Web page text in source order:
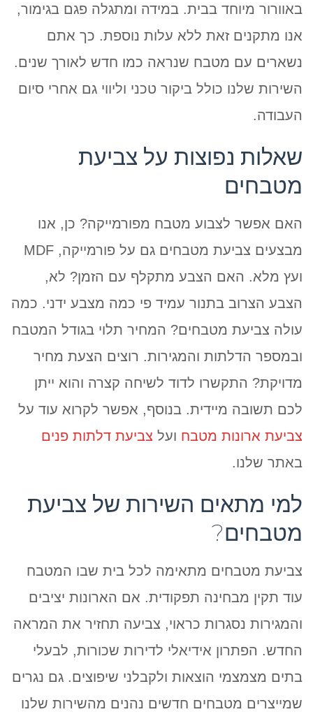
באוורור מיוחד בבית. במידה ומתגלה פגם בגימור,
אנו מתקנים זאת ללא עלות נוספת. כך אתם
נשארים עם מטבח שנראה כמו חדש לאורך שנים.
השירות שלנו כולל ביקור טכני וליווי גם אחרי סיום
העבודה.
שאלות נפוצות על צביעת
מטבחים
האם אפשר לצבוע מטבח מפורמייקה? כן, אנו
מבצעים צביעת מטבחים גם על פורמייקה, MDF
ועץ מלא. האם הצבע מתקלף עם הזמן? לא,
הצבע הצרוב בתנור עמיד פי כמה מצבע ידני. כמה
עולה צביעת מטבחים? המחיר תלוי בגודל המטבח
ובמספר הדלתות והמגירות. רוצים הצעת מחיר
מדויקת? התקשרו לדוד לשיחה קצרה והוא ייתן
לכם תשובה מיידית. בנוסף, אפשר לקרוא עוד על
צביעת ארונות מטבח ועל צביעת דלתות פנים
באתר שלנו.
למי מתאים השירות של צביעת
מטבחים?
צביעת מטבחים מתאימה לכל בית שבו המטבח
עוד תקין מבחינה תפקודית. אם הארונות יציבים
והמגירות נסגרות כראוי, צביעה תחזיר את המראה
החדש. הפתרון אידיאלי לדירות שכורות, לבעלי
בתים מצמצמי הוצאות ולקבלני שיפוצים. גם נגרים
שמייצרים מטבחים חדשים נהנים מהשירות שלנו